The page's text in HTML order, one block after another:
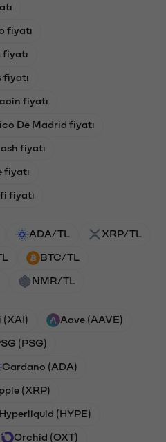
fiyatı
fiyatı
fiyatı
fiyatı
De Madrid fiyatı
fiyatı
fiyatı
fiyatı
ADA/TL XRP/TL
BTC/TL
NMR/TL
(XAI) Aave (AAVE)
(PSG)
Cardano (ADA)
(XRP)
Hyperliquid (HYPE)
Orchid (OXT)